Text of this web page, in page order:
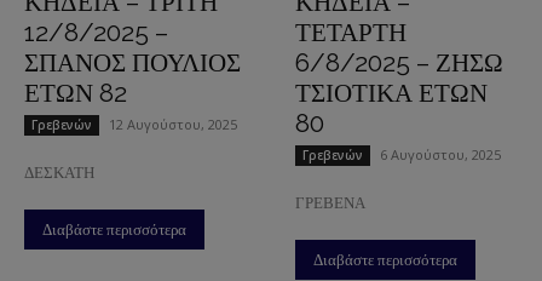
12/8/2025 –
ΣΠΑΝΟΣ ΠΟΥΛΙΟΣ
ΕΤΩΝ 82
Γρεβενών 12 Αυγούστου, 2025
ΔΕΣΚΑΤΗ
Διαβάστε περισσότερα
ΤΕΤΑΡΤΗ
6/8/2025 – ΖΗΣΩ
ΤΣΙΟΤΙΚΑ ΕΤΩΝ
80
Γρεβενών 6 Αυγούστου, 2025
ΓΡΕΒΕΝΑ
Διαβάστε περισσότερα